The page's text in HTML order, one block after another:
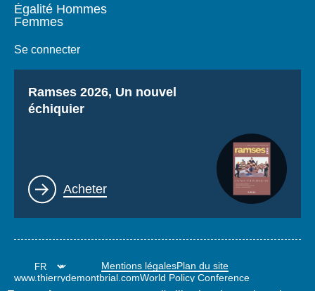
Égalité Hommes
Femmes
Se connecter
Titre
Ramses 2026, Un nouvel
échiquier
Lien
Acheter
Mentions légalesPlan du site
www.thierrydemontbrial.comWorld Policy Conference